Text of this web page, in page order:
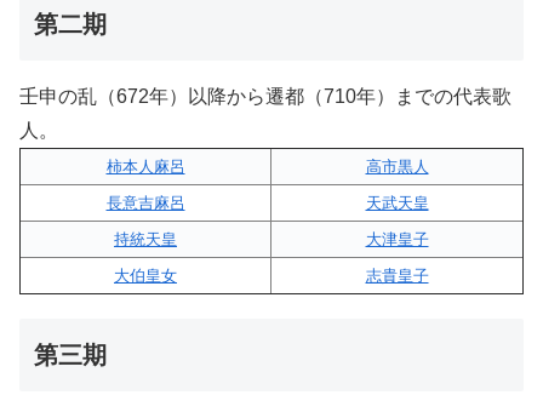
第二期
壬申の乱（672年）以降から遷都（710年）までの代表歌
人。
柿本人麻呂
高市黒人
長意吉麻呂
天武天皇
持統天皇
大津皇子
大伯皇女
志貴皇子
第三期